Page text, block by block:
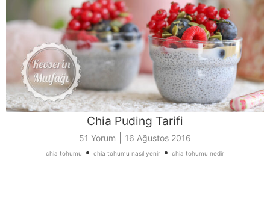
Chia Puding Tarifi
51 Yorum 16 Ağustos 2016
chia tohumu • chia tohumu nasıl yenir • chia tohumu nedir